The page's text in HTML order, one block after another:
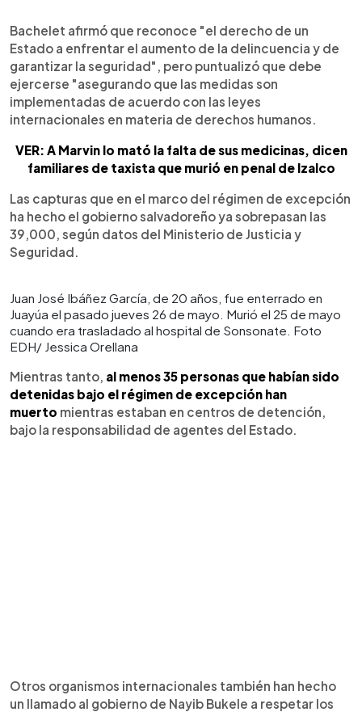
Bachelet afirmó que reconoce "el derecho de un
Estado a enfrentar el aumento de la delincuencia y de
garantizar la seguridad", pero puntualizó que debe
ejercerse "asegurando que las medidas son
implementadas de acuerdo con las leyes
internacionales en materia de derechos humanos.
VER: A Marvin lo mató la falta de sus medicinas, dicen
familiares de taxista que murió en penal de Izalco
Las capturas que en el marco del régimen de excepción
ha hecho el gobierno salvadoreño ya sobrepasan las
39,000, según datos del Ministerio de Justicia y
Seguridad.
Juan José Ibáñez García, de 20 años, fue enterrado en
Juayúa el pasado jueves 26 de mayo. Murió el 25 de mayo
cuando era trasladado al hospital de Sonsonate. Foto
EDH/ Jessica Orellana
Mientras tanto, al menos 35 personas que habían sido
detenidas bajo el régimen de excepción han
muerto mientras estaban en centros de detención,
bajo la responsabilidad de agentes del Estado.
Otros organismos internacionales también han hecho
un llamado al gobierno de Nayib Bukele a respetar los